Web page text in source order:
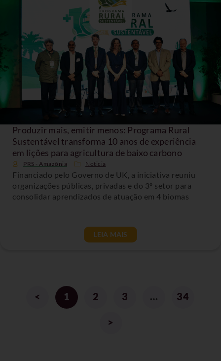
Produzir mais, emitir menos: Programa Rural
Sustentável transforma 10 anos de experiência
em lições para agricultura de baixo carbono
PRS - Amazônia Noticia
Financiado pelo Governo de UK, a iniciativa reuniu
organizações públicas, privadas e do 3º setor para
consolidar aprendizados de atuação em 4 biomas
LEIA MAIS
< 1 2 3 … 34
>